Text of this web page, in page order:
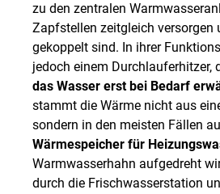
zu den zentralen
Zapfstellen zeitgleich versorgen
gekoppelt sind. In ihrer
jedoch einem Durchlauferhitzer,
das Wasser erst bei Bedarf
stammt die Wärme nicht aus
sondern in den meisten Fällen
Wärmespeicher für
Warmwasserhahn aufgedreht
durch die Frischwasserstation